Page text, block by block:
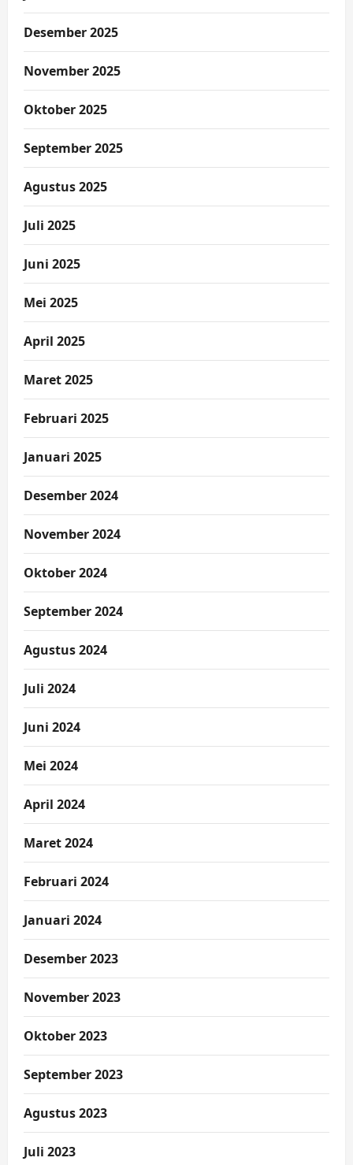
Desember 2025
November 2025
Oktober 2025
September 2025
Agustus 2025
Juli 2025
Juni 2025
Mei 2025
April 2025
Maret 2025
Februari 2025
Januari 2025
Desember 2024
November 2024
Oktober 2024
September 2024
Agustus 2024
Juli 2024
Juni 2024
Mei 2024
April 2024
Maret 2024
Februari 2024
Januari 2024
Desember 2023
November 2023
Oktober 2023
September 2023
Agustus 2023
Juli 2023